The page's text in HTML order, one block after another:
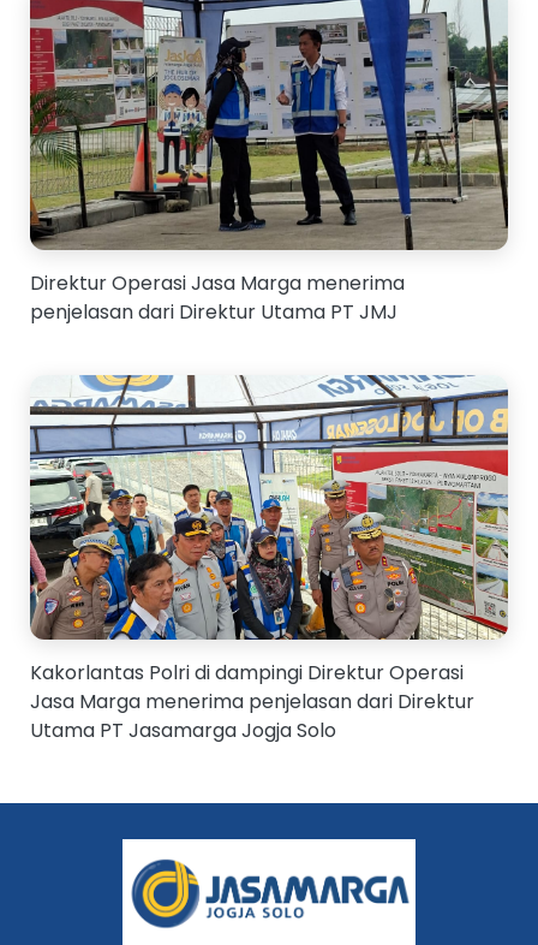
Direktur Operasi Jasa Marga menerima
penjelasan dari Direktur Utama PT JMJ
Kakorlantas Polri di dampingi Direktur Operasi
Jasa Marga menerima penjelasan dari Direktur
Utama PT Jasamarga Jogja Solo